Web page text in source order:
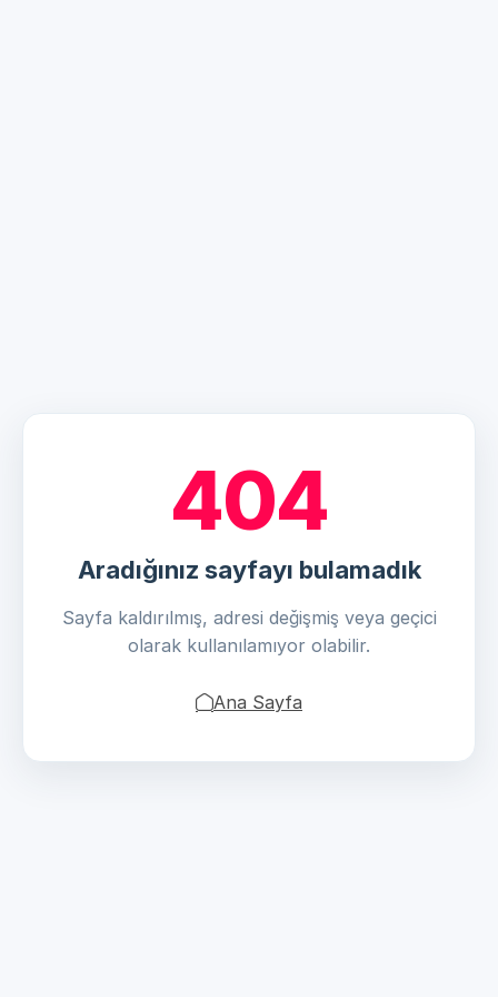
404
Aradığınız sayfayı bulamadık
Sayfa kaldırılmış, adresi değişmiş veya geçici
olarak kullanılamıyor olabilir.
Ana Sayfa